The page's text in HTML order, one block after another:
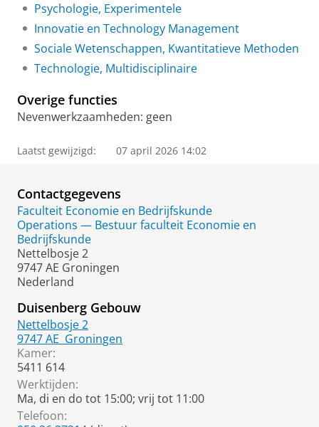
a
l
Psychologie, Experimentele
Innovatie en Technology Management
Sociale Wetenschappen, Kwantitatieve Methoden
Technologie, Multidisciplinaire
Overige functies
Nevenwerkzaamheden: geen
Laatst gewijzigd: 07 april 2026 14:02
Contactgegevens
Faculteit Economie en Bedrijfskunde
Operations — Bestuur faculteit Economie en
Bedrijfskunde
Nettelbosje 2
9747 AE Groningen
Nederland
Duisenberg Gebouw
Nettelbosje 2
9747 AE Groningen
Kamer:
5411 614
Werktijden:
Ma, di en do tot 15:00; vrij tot 11:00
Telefoon: